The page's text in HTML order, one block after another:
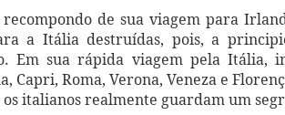
de sua viagem para
a Itália destruídas, pois, a
Em sua rápida viagem pela Itália,
Capri, Roma, Verona, Veneza e
italianos realmente guardam um